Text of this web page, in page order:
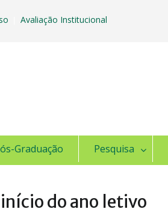
Avaliação Institucional
Graduação Pesquisa
do ano letivo